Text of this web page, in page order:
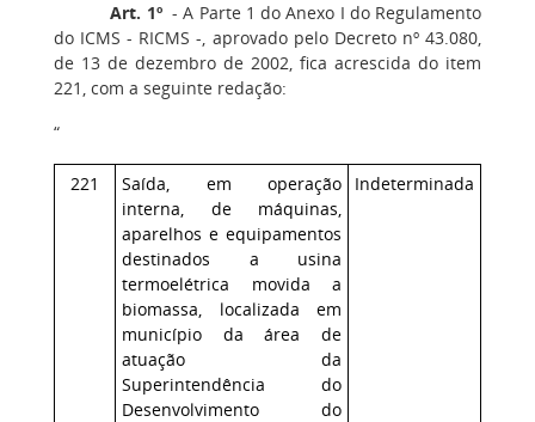
Art. 1º- A Parte 1 do Anexo I do Regulamento
do ICMS - RICMS -, aprovado pelo Decreto nº 43.080,
de 13 de dezembro de 2002, fica acrescida do item
221, com a seguinte redação:
“
221
Saída, em operação
interna, de máquinas,
aparelhos e equipamentos
destinados a usina
termoelétrica movida a
biomassa, localizada em
município da área de
atuação da
Superintendência do
Desenvolvimento do
Indeterminada